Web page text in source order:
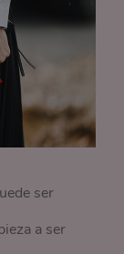
ser
a ser